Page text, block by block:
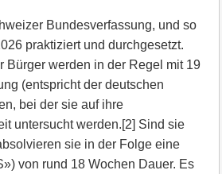
Bundesverfassung, und so
praktiziert und durchgesetzt.
Bürger werden in der Regel mit 19
(entspricht der deutschen
bei der sie auf ihre
untersucht werden.[2] Sind sie
sie in der Folge eine
von rund 18 Wochen Dauer. Es